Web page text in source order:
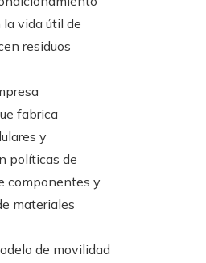
vida útil de
residuos
fabrica
y
políticas de
componentes y
materiales
de movilidad